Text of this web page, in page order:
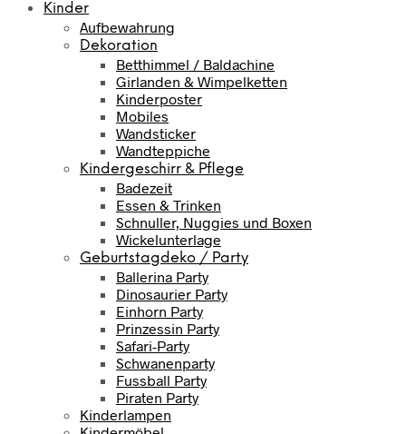
Kinder
Aufbewahrung
Dekoration
Betthimmel / Baldachine
Girlanden & Wimpelketten
Kinderposter
Mobiles
Wandsticker
Wandteppiche
Kindergeschirr & Pflege
Badezeit
Essen & Trinken
Schnuller, Nuggies und Boxen
Wickelunterlage
Geburtstagdeko / Party
Ballerina Party
Dinosaurier Party
Einhorn Party
Prinzessin Party
Safari-Party
Schwanenparty
Fussball Party
Piraten Party
Kinderlampen